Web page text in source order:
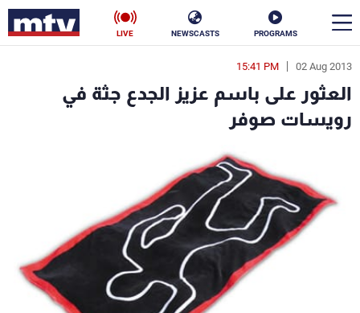
PROGRAMS
NEWSCASTS
LIVE
02 Aug 2013
15:41 PM
العثور على باسم عزيز الجدع جثة في
رويسات صوفر
en
الأخبار
إقتصاد فن
منوعات رياضة